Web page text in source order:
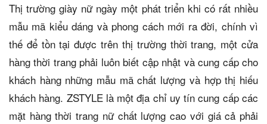
Thị trường giày nữ ngày một phát triển khi có rất nhiều
mẫu mã kiểu dáng và phong cách mới ra đời, chính vì
thế để tồn tại được trên thị trường thời trang, một cửa
hàng thời trang phải luôn biết cập nhật và cung cấp cho
khách hàng những mẫu mã chất lượng và hợp thị hiếu
khách hàng. ZSTYLE là một địa chỉ uy tín cung cấp các
mặt hàng thời trang nữ chất lượng cao với giá cả phải